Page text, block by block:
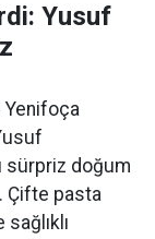
Yusuf
Yenifoça
sürpriz doğum
Çifte pasta